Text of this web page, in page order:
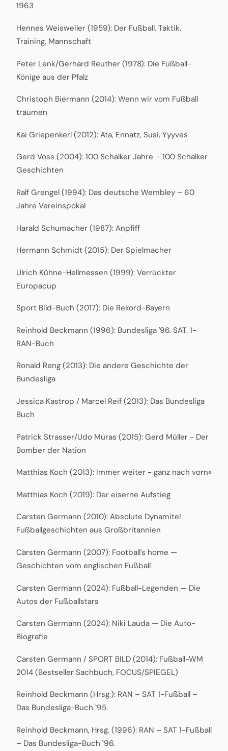
1963
Hennes Weisweiler (1959): Der Fußball. Taktik,
Training, Mannschaft
Peter Lenk/Gerhard Reuther (1978): Die Fußball-
Könige aus der Pfalz
Christoph Biermann (2014): Wenn wir vom Fußball
träumen
Kai Griepenkerl (2012): Ata, Ennatz, Susi, Yyyves
Gerd Voss (2004): 100 Schalker Jahre – 100 Schalker
Geschichten
Ralf Grengel (1994): Das deutsche Wembley – 60
Jahre Vereinspokal
Harald Schumacher (1987): Anpfiff
Hermann Schmidt (2015): Der Spielmacher
Ulrich Kühne-Hellmessen (1999): Verrückter
Europacup
Sport Bild-Buch (2017): Die Rekord-Bayern
Reinhold Beckmann (1996): Bundesliga '96. SAT. 1-
RAN-Buch
Ronald Reng (2013): Die andere Geschichte der
Bundesliga
Jessica Kastrop / Marcel Reif (2013): Das Bundesliga
Buch
Patrick Strasser/Udo Muras (2015): Gerd Müller - Der
Bomber der Nation
Matthias Koch (2013): Immer weiter - ganz nach vorn«
Matthias Koch (2019): Der eiserne Aufstieg
Carsten Germann (2010): Absolute Dynamite!
Fußballgeschichten aus Großbritannien
Carsten Germann (2007): Football's home —
Geschichten vom englischen Fußball
Carsten Germann (2024): Fußball-Legenden — Die
Autos der Fußballstars
Carsten Germann (2024): Niki Lauda — Die Auto-
Biografie
Carsten Germann / SPORT BILD (2014): Fußball-WM
2014 (Bestseller Sachbuch, FOCUS/SPIEGEL)
Reinhold Beckmann (Hrsg.): RAN – SAT 1-Fußball –
Das Bundesliga-Buch `95.
Reinhold Beckmann, Hrsg. (1996): RAN – SAT 1-Fußball
– Das Bundesliga-Buch `96.